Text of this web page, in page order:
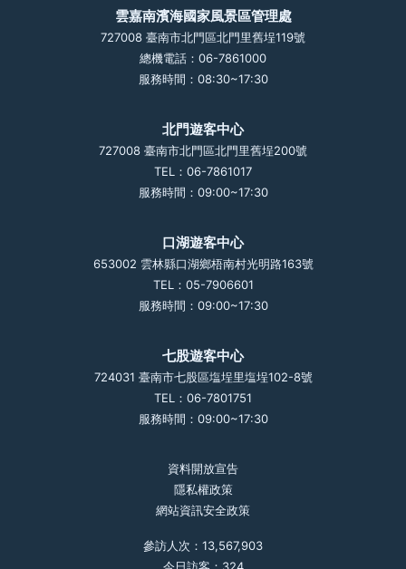
雲嘉南濱海國家風景區管理處
727008 臺南市北門區北門里舊埕119號
總機電話：06-7861000
服務時間：08:30~17:30
北門遊客中心
727008 臺南市北門區北門里舊埕200號
TEL：06-7861017
服務時間：09:00~17:30
口湖遊客中心
653002 雲林縣口湖鄉梧南村光明路163號
TEL：05-7906601
服務時間：09:00~17:30
七股遊客中心
724031 臺南市七股區塩埕里塩埕102-8號
TEL：06-7801751
服務時間：09:00~17:30
資料開放宣告
隱私權政策
網站資訊安全政策
參訪人次：13,567,903
今日訪客：324